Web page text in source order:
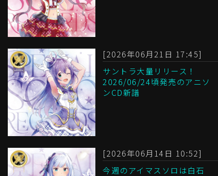
[2026年06月21日 17:45]
サントラ大量リリース！
2026/06/24頃発売のアニソ
ンCD新譜
[2026年06月14日 10:52]
今週のアイマスソロは白石